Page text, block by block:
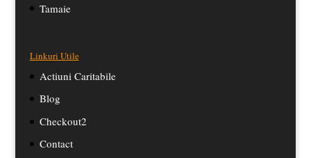
Tamaie
Linkuri Utile
Actiuni Caritabile
Blog
Checkout2
Contact